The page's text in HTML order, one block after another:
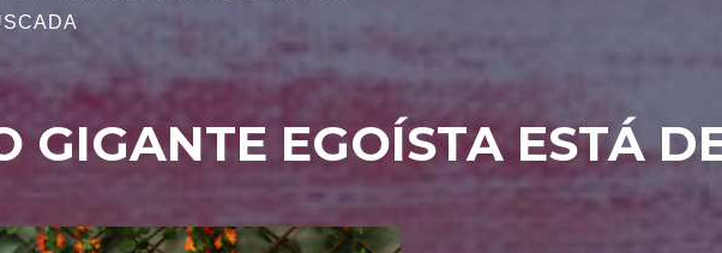
GIGANTE EGOÍSTA ESTÁ